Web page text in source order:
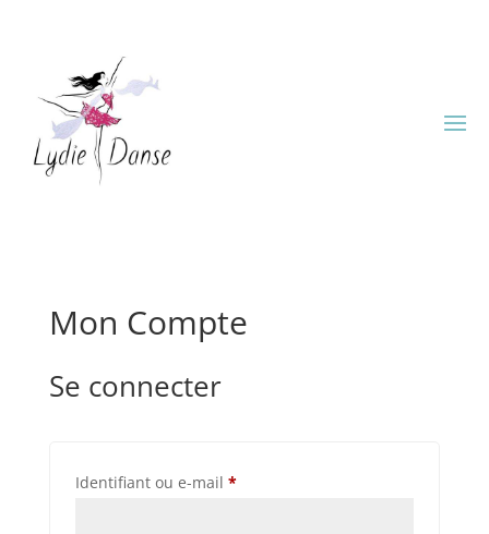
Mon Compte
Se connecter
Identifiant ou e-mail *Obligatoire